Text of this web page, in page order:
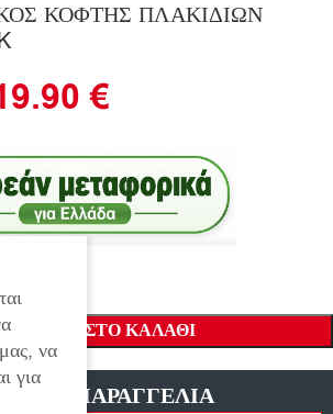
ΚΟΦΤΗΣ ΠΛΑΚΙΔΙΩΝ
€
ΣΤΟ ΚΑΛΆΘΙ
ΠΑΡΑΓΓΕΛΙΑ
να
για